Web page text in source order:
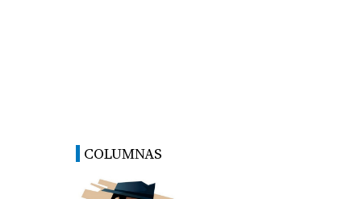
COLUMNAS